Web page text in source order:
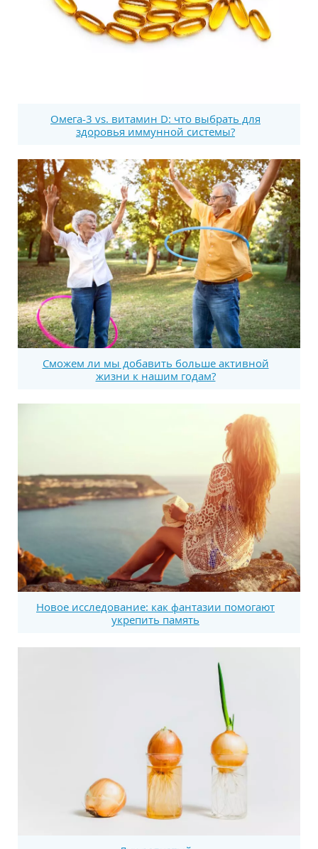
Омега-3 vs. витамин D: что выбрать для
здоровья иммунной системы?
Сможем ли мы добавить больше активной
жизни к нашим годам?
Новое исследование: как фантазии помогают
укрепить память